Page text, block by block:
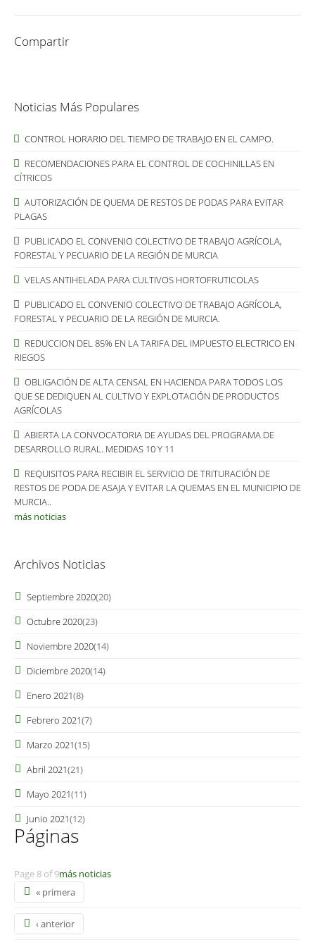
Compartir
Noticias Más Populares
CONTROL HORARIO DEL TIEMPO DE TRABAJO EN EL CAMPO.
RECOMENDACIONES PARA EL CONTROL DE COCHINILLAS EN
CÍTRICOS
AUTORIZACIÓN DE QUEMA DE RESTOS DE PODAS PARA EVITAR
PLAGAS
PUBLICADO EL CONVENIO COLECTIVO DE TRABAJO AGRÍCOLA,
FORESTAL Y PECUARIO DE LA REGIÓN DE MURCIA
VELAS ANTIHELADA PARA CULTIVOS HORTOFRUTICOLAS
PUBLICADO EL CONVENIO COLECTIVO DE TRABAJO AGRÍCOLA,
FORESTAL Y PECUARIO DE LA REGIÓN DE MURCIA.
REDUCCION DEL 85% EN LA TARIFA DEL IMPUESTO ELECTRICO EN
RIEGOS
OBLIGACIÓN DE ALTA CENSAL EN HACIENDA PARA TODOS LOS
QUE SE DEDIQUEN AL CULTIVO Y EXPLOTACIÓN DE PRODUCTOS
AGRÍCOLAS
ABIERTA LA CONVOCATORIA DE AYUDAS DEL PROGRAMA DE
DESARROLLO RURAL. MEDIDAS 10 Y 11
REQUISITOS PARA RECIBIR EL SERVICIO DE TRITURACIÓN DE
RESTOS DE PODA DE ASAJA Y EVITAR LA QUEMAS EN EL MUNICIPIO DE
MURCIA..
más noticias
Archivos Noticias
Septiembre 2020(20)
Octubre 2020(23)
Noviembre 2020(14)
Diciembre 2020(14)
Enero 2021(8)
Febrero 2021(7)
Marzo 2021(15)
Abril 2021(21)
Mayo 2021(11)
Junio 2021(12)
Páginas
Page 8 of 9
« primera
‹ anterior
más noticias